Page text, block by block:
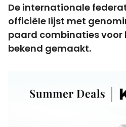
De internationale
officiële lijst met
paard combinaties voor
bekend gemaakt.